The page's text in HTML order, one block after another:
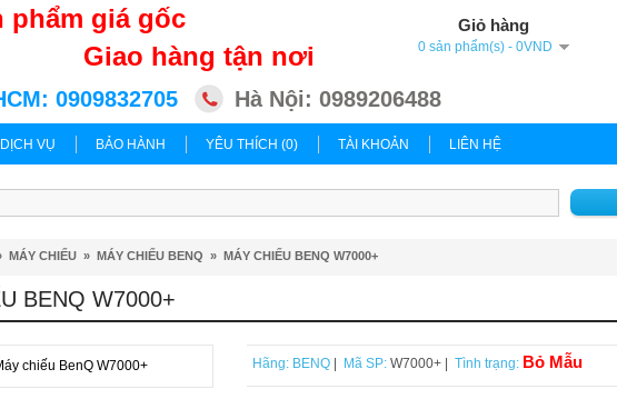
phẩm giá gốc
Giao hàng tận nơi
Giỏ hàng
0 sản phẩm(s) - 0VND
0909832705 Hà Nội: 0989206488
DỊCH VỤ BẢO HÀNH YÊU THÍCH (0) TÀI KHOẢN LIÊN HỆ
MÁY CHIẾU » MÁY CHIẾU BENQ » MÁY CHIẾU BENQ W7000+
BENQ W7000+
Hãng: BENQ| Mã SP:W7000+ | Tình trạng: Bỏ Mẫu